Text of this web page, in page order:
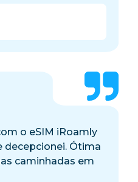
o eSIM iRoamly
decepcionei. Ótima
caminhadas em